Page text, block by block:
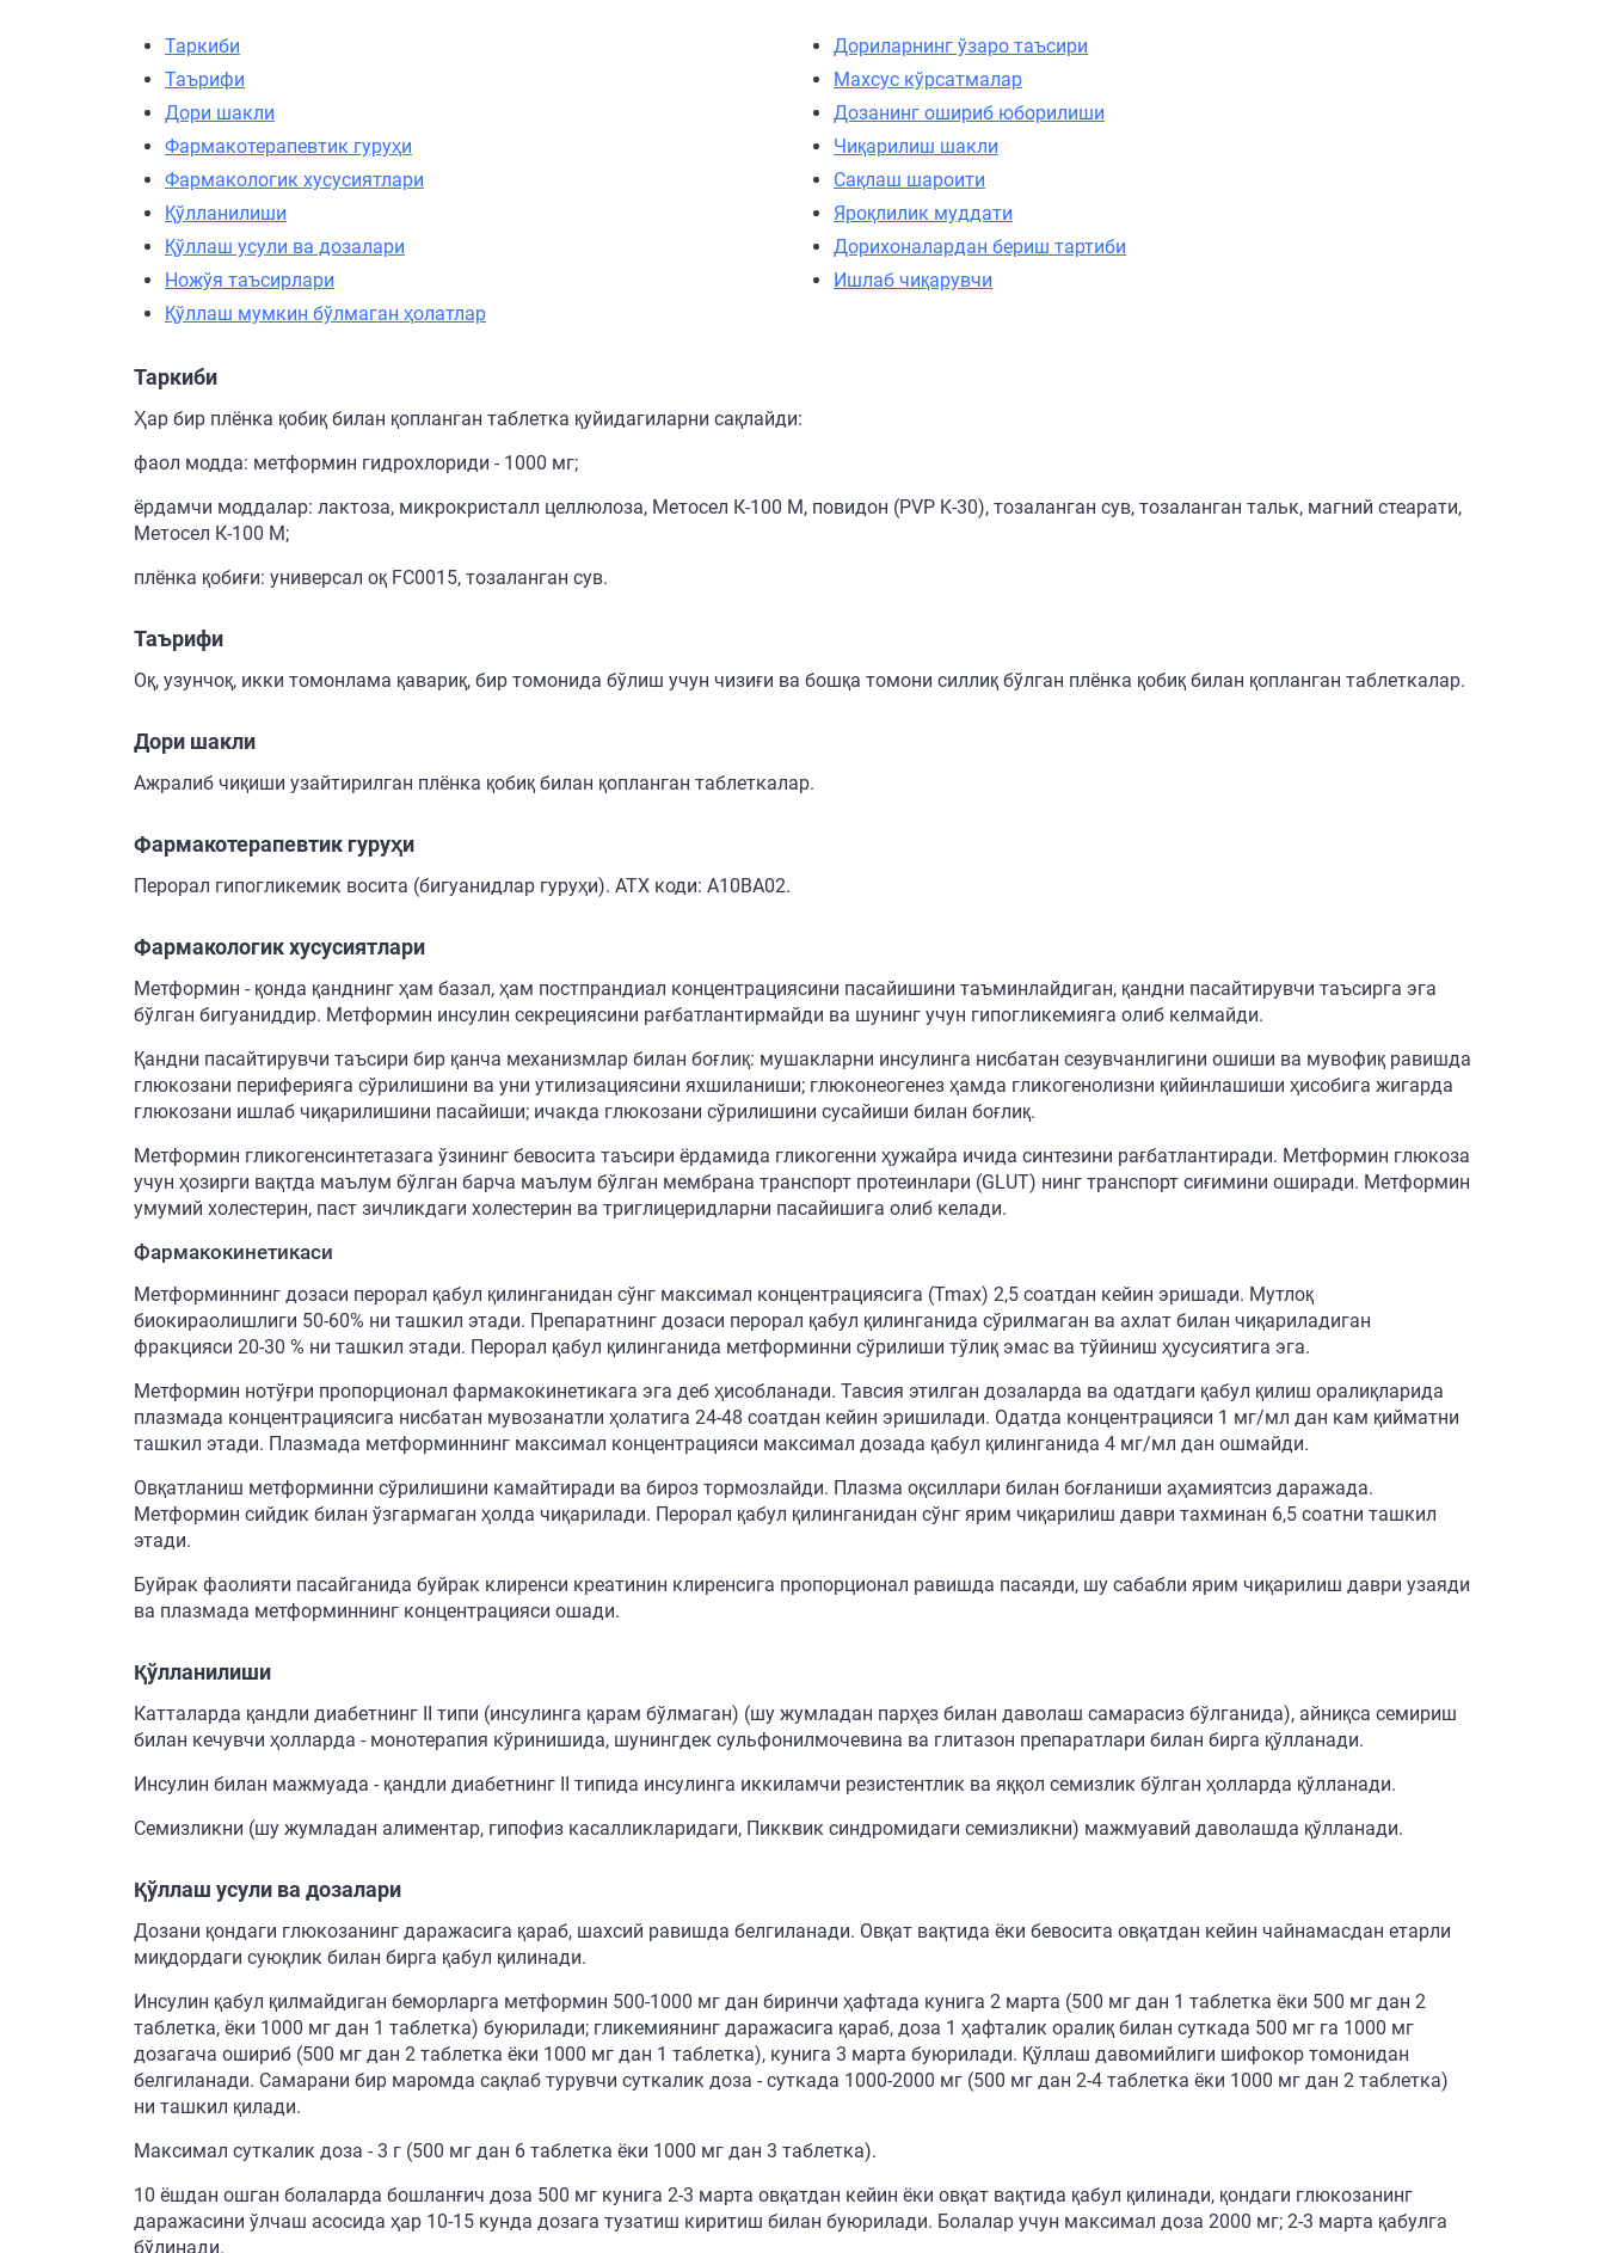
Таркиби
Таърифи
Дори шакли
Фармакотерапевтик гуруҳи
Фармакологик хусусиятлари
Қўлланилиши
Қўллаш усули ва дозалари
Ножўя таъсирлари
Қўллаш мумкин бўлмаган ҳолатлар
Дориларнинг ўзаро таъсири
Махсус кўрсатмалар
Дозанинг ошириб юборилиши
Чиқарилиш шакли
Сақлаш шароити
Яроқлилик муддати
Дорихоналардан бериш тартиби
Ишлаб чиқарувчи
Таркиби
Ҳар бир плёнка қобиқ билан қопланган таблетка қуйидагиларни сақлайди:
фаол модда: метформин гидрохлориди - 1000 мг;
ёрдамчи моддалар: лактоза, микрокристалл целлюлоза, Метосел К-100 М, повидон (PVP K-30), тозаланган сув, тозаланган тальк, магний стеарати,
Метосел К-100 М;
плёнка қобиғи: универсал оқ FC0015, тозаланган сув.
Таърифи
Оқ, узунчоқ, икки томонлама қавариқ, бир томонида бўлиш учун чизиғи ва бошқа томони силлиқ бўлган плёнка қобиқ билан қопланган таблеткалар.
Дори шакли
Ажралиб чиқиши узайтирилган плёнка қобиқ билан қопланган таблеткалар.
Фармакотерапевтик гуруҳи
Перорал гипогликемик восита (бигуанидлар гуруҳи). АТХ коди: А10ВА02.
Фармакологик хусусиятлари
Метформин - қонда қанднинг ҳам базал, ҳам постпрандиал концентрациясини пасайишини таъминлайдиган, қандни пасайтирувчи таъсирга эга
бўлган бигуаниддир. Метформин инсулин секрециясини рағбатлантирмайди ва шунинг учун гипогликемияга олиб келмайди.
Қандни пасайтирувчи таъсири бир қанча механизмлар билан боғлиқ: мушакларни инсулинга нисбатан сезувчанлигини ошиши ва мувофиқ равишда
глюкозани периферияга сўрилишини ва уни утилизациясини яхшиланиши; глюконеогенез ҳамда гликогенолизни қийинлашиши ҳисобига жигарда
глюкозани ишлаб чиқарилишини пасайиши; ичакда глюкозани сўрилишини сусайиши билан боғлиқ.
Метформин гликогенсинтетазага ўзининг бевосита таъсири ёрдамида гликогенни ҳужайра ичида синтезини рағбатлантиради. Метформин глюкоза
учун ҳозирги вақтда маълум бўлган барча маълум бўлган мембрана транспорт протеинлари (GLUT) нинг транспорт сиғимини оширади. Метформин
умумий холестерин, паст зичликдаги холестерин ва триглицеридларни пасайишига олиб келади.
Фармакокинетикаси
Метформиннинг дозаси перорал қабул қилинганидан сўнг максимал концентрациясига (Tmax) 2,5 соатдан кейин эришади. Мутлоқ
биокираолишлиги 50-60% ни ташкил этади. Препаратнинг дозаси перорал қабул қилинганида сўрилмаган ва ахлат билан чиқариладиган
фракцияси 20-30 % ни ташкил этади. Перорал қабул қилинганида метформинни сўрилиши тўлиқ эмас ва тўйиниш ҳусусиятига эга.
Метформин нотўғри пропорционал фармакокинетикага эга деб ҳисобланади. Тавсия этилган дозаларда ва одатдаги қабул қилиш оралиқларида
плазмада концентрациясига нисбатан мувозанатли ҳолатига 24-48 соатдан кейин эришилади. Одатда концентрацияси 1 мг/мл дан кам қийматни
ташкил этади. Плазмада метформиннинг максимал концентрацияси максимал дозада қабул қилинганида 4 мг/мл дан ошмайди.
Овқатланиш метформинни сўрилишини камайтиради ва бироз тормозлайди. Плазма оқсиллари билан боғланиши аҳамиятсиз даражада.
Метформин сийдик билан ўзгармаган ҳолда чиқарилади. Перорал қабул қилинганидан сўнг ярим чиқарилиш даври тахминан 6,5 соатни ташкил
этади.
Буйрак фаолияти пасайганида буйрак клиренси креатинин клиренсига пропорционал равишда пасаяди, шу сабабли ярим чиқарилиш даври узаяди
ва плазмада метформиннинг концентрацияси ошади.
Қўлланилиши
Катталарда қандли диабетнинг II типи (инсулинга қарам бўлмаган) (шу жумладан парҳез билан даволаш самарасиз бўлганида), айниқса семириш
билан кечувчи ҳолларда - монотерапия кўринишида, шунингдек сульфонилмочевина ва глитазон препаратлари билан бирга қўлланади.
Инсулин билан мажмуада - қандли диабетнинг II типида инсулинга иккиламчи резистентлик ва яққол семизлик бўлган ҳолларда қўлланади.
Семизликни (шу жумладан алиментар, гипофиз касалликларидаги, Пикквик синдромидаги семизликни) мажмуавий даволашда қўлланади.
Қўллаш усули ва дозалари
Дозани қондаги глюкозанинг даражасига қараб, шахсий равишда белгиланади. Овқат вақтида ёки бевосита овқатдан кейин чайнамасдан етарли
миқдордаги суюқлик билан бирга қабул қилинади.
Инсулин қабул қилмайдиган беморларга метформин 500-1000 мг дан биринчи ҳафтада кунига 2 марта (500 мг дан 1 таблетка ёки 500 мг дан 2
таблетка, ёки 1000 мг дан 1 таблетка) буюрилади; гликемиянинг даражасига қараб, доза 1 ҳафталик оралиқ билан суткада 500 мг га 1000 мг
дозагача ошириб (500 мг дан 2 таблетка ёки 1000 мг дан 1 таблетка), кунига 3 марта буюрилади. Қўллаш давомийлиги шифокор томонидан
белгиланади. Самарани бир маромда сақлаб турувчи суткалик доза - суткада 1000-2000 мг (500 мг дан 2-4 таблетка ёки 1000 мг дан 2 таблетка)
ни ташкил қилади.
Максимал суткалик доза - 3 г (500 мг дан 6 таблетка ёки 1000 мг дан 3 таблетка).
10 ёшдан ошган болаларда бошланғич доза 500 мг кунига 2-3 марта овқатдан кейин ёки овқат вақтида қабул қилинади, қондаги глюкозанинг
даражасини ўлчаш асосида ҳар 10-15 кунда дозага тузатиш киритиш билан буюрилади. Болалар учун максимал доза 2000 мг; 2-3 марта қабулга
бўлинади.